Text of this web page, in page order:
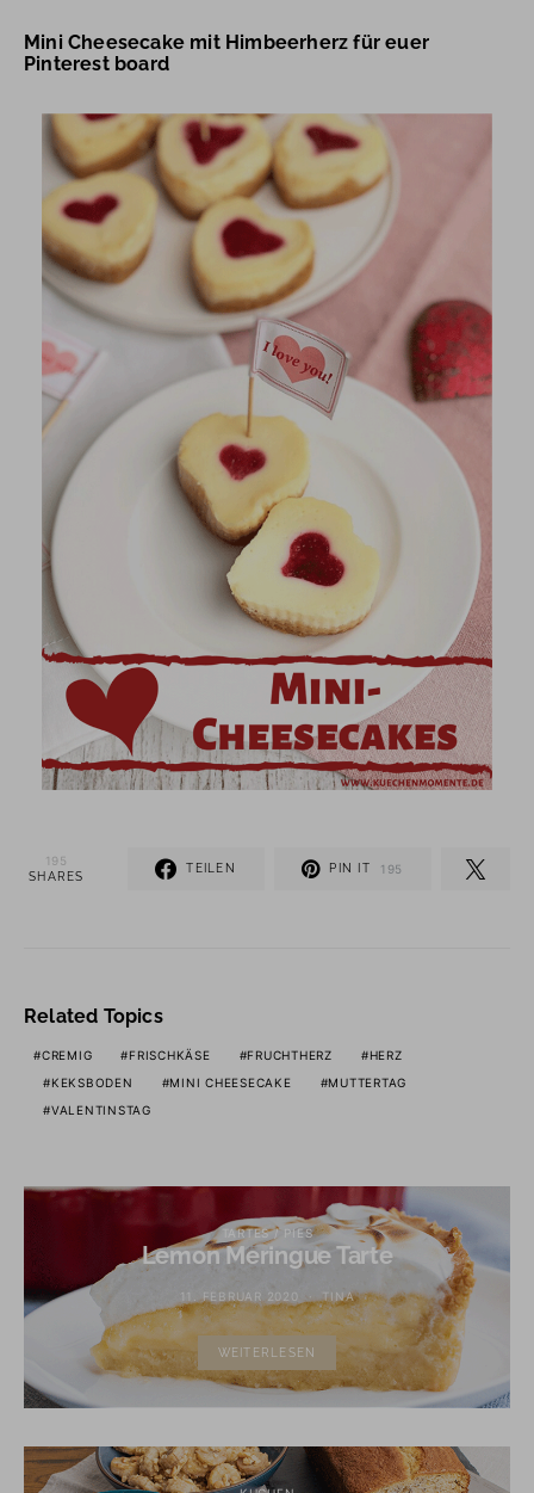
Mini Cheesecake mit Himbeerherz für euer
Pinterest board
195
SHARES
TEILEN PIN IT 195
Related Topics
CREMIG FRISCHKÄSE FRUCHTHERZ
HERZ
KEKSBODEN
MINI CHEESECAKE
MUTTERTAG
VALENTINSTAG
TARTES / PIES
Lemon Meringue Tarte
11. FEBRUAR 2020 TINA
WEITERLESEN